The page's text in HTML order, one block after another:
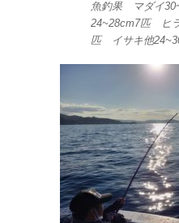
魚釣果 マダイ
24~28cm7匹 ヒ
匹 イサキ他